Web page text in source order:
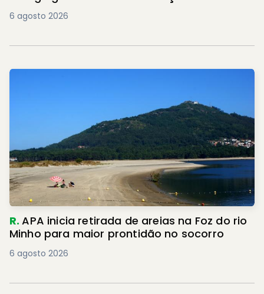
6 agosto 2026
R.APA inicia retirada de areias na Foz do rio
Minho para maior prontidão no socorro
6 agosto 2026